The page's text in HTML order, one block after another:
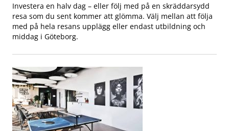
Investera en halv dag – eller följ med på en skräddarsydd
resa som du sent kommer att glömma. Välj mellan att följa
med på hela resans upplägg eller endast utbildning och
middag i Göteborg.